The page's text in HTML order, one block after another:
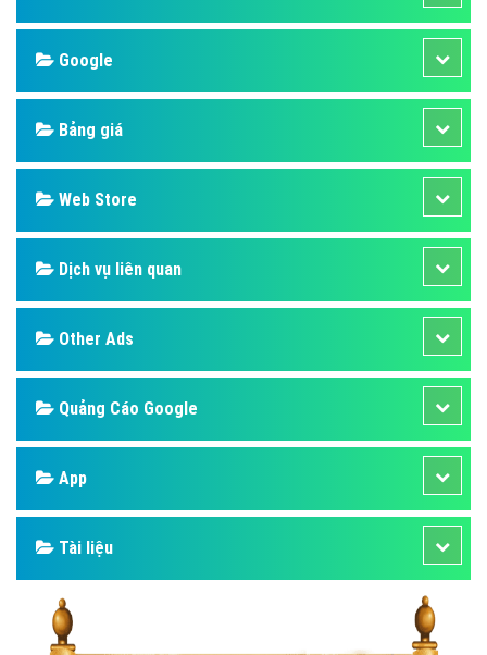
Google
Bảng giá
Web Store
Dịch vụ liên quan
Other Ads
Quảng Cáo Google
App
Tài liệu